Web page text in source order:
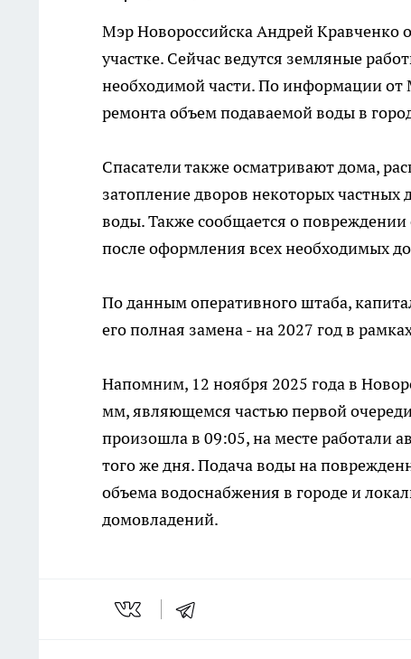
Мэр Новороссийска Андрей Кравченко
участке. Сейчас ведутся земляные
необходимой части. По информации от
ремонта объем подаваемой воды в
Спасатели также осматривают дома,
затопление дворов некоторых
воды. Также сообщается о
после оформления всех необходимых
По данным оперативного штаба,
его полная замена - на 2027 год в
Напомним, 12 ноября 2025 года в
мм, являющемся частью первой
произошла в 09:05, на месте работали
того же дня. Подача воды на
объема водоснабжения в городе и
домовладений.